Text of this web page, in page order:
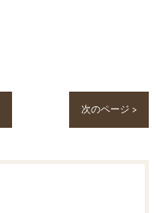
次のページ >